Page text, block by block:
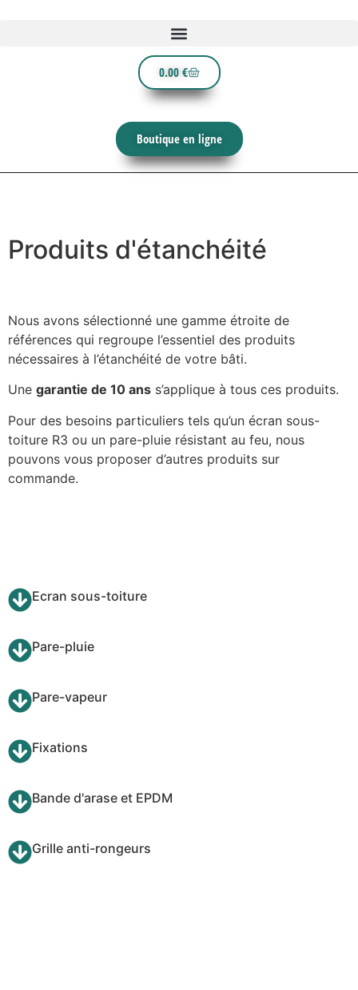
0.00 €
Boutique en ligne
Produits d'étanchéité
Nous avons sélectionné une gamme étroite de
références qui regroupe l’essentiel des produits
nécessaires à l’étanchéité de votre bâti.
Une garantie de 10 ans s’applique à tous ces produits.
Pour des besoins particuliers tels qu’un écran sous-
toiture R3 ou un pare-pluie résistant au feu, nous
pouvons vous proposer d’autres produits sur
commande.
Ecran sous-toiture
Pare-pluie
Pare-vapeur
Fixations
Bande d'arase et EPDM
Grille anti-rongeurs